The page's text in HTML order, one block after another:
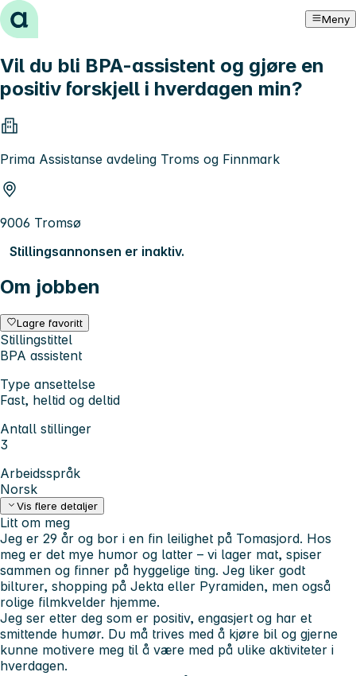
Hopp til innhold Meny
Vil du bli BPA-assistent og gjøre en
positiv forskjell i hverdagen min?
Prima Assistanse avdeling Troms og Finnmark
9006 Tromsø
Stillingsannonsen er inaktiv.
Om jobben
Lagre favoritt
Stillingstittel
BPA assistent
Type ansettelse
Fast, heltid og deltid
Antall stillinger
3
Arbeidsspråk
Norsk
Vis flere detaljer
Litt om meg
Jeg er 29 år og bor i en fin leilighet på Tomasjord. Hos
meg er det mye humor og latter – vi lager mat, spiser
sammen og finner på hyggelige ting. Jeg liker godt
bilturer, shopping på Jekta eller Pyramiden, men også
rolige filmkvelder hjemme.
Jeg ser etter deg som er positiv, engasjert og har et
smittende humør. Du må trives med å kjøre bil og gjerne
kunne motivere meg til å være med på ulike aktiviteter i
hverdagen.